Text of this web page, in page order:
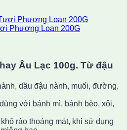
Phương Loan 200G
Âu Lạc 100g. Từ đậu
dầu đậu nành, muối, đường,
với bánh mì, bánh bèo, xôi,
ráo thoáng mát, khi sử dụng